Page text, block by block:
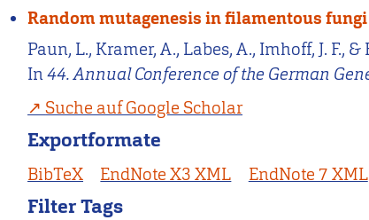
Random mutagenesis in filamentous
Paun, L., Kramer, A., Labes, A., Imhoff, J.
In44. Annual Conference of the German
Suche auf Google Scholar
Exportformate
BibTeX EndNote X3 XML EndNote 7 XML
Filter Tags